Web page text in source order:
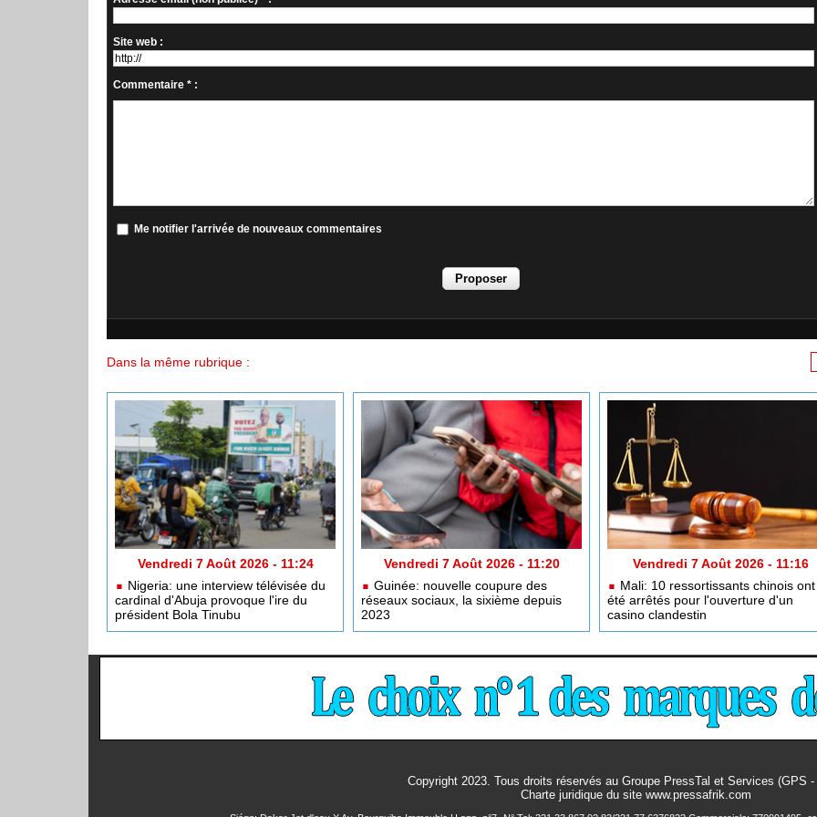
Site web :
Commentaire * :
Me notifier l'arrivée de nouveaux commentaires
Dans la même rubrique :
Vendredi 7 Août 2026 - 11:24
Nigeria: une interview télévisée du
cardinal d'Abuja provoque l'ire du
président Bola Tinubu
Vendredi 7 Août 2026 - 11:20
Guinée: nouvelle coupure des
réseaux sociaux, la sixième depuis
2023
Vendredi 7 Août 2026 - 11:16
Mali: 10 ressortissants chinois ont
été arrêtés pour l'ouverture d'un
casino clandestin
Copyright 2023. Tous droits réservés au Groupe PressTal et Services (GPS -
Charte juridiquedu site www.pressafrik.com